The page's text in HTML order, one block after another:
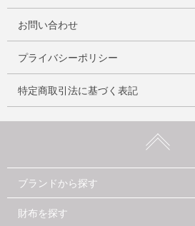
お問い合わせ
プライバシーポリシー
特定商取引法に基づく表記
ブランドから探す
財布を探す